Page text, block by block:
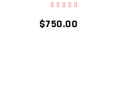
$750.00